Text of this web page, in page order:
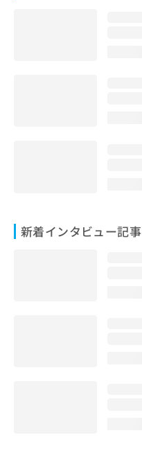
新着インタビュー記事